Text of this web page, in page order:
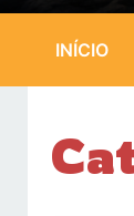
INÍCIO